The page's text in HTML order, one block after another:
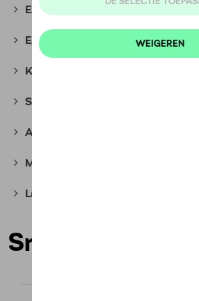
Explorer Collectie
Epiq Collection
Kids Collectie
Speciale Edities
Adverteerelementen
Miniaturen
Laatste kans